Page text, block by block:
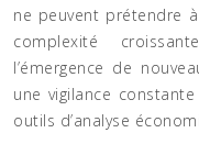
ne peuvent prétendre
complexité
l’émergence de
une vigilance
outils d’analyse